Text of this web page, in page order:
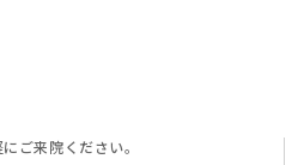
ご来院ください。